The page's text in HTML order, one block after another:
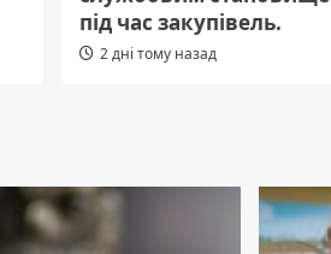
під час закупівель.
2 дні тому назад